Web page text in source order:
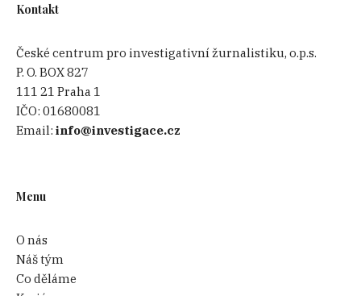
Kontakt
České centrum pro investigativní žurnalistiku, o.p.s.
P. O. BOX 827
111 21 Praha 1
IČO:01680081
Email:info@investigace.cz
Menu
O nás
Náš tým
Co děláme